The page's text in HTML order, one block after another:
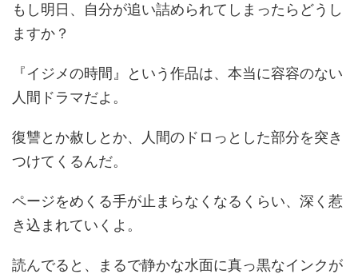
もし明日、自分が追い詰められてしまったらどうし
ますか？
『イジメの時間』という作品は、本当に容容のない
人間ドラマだよ。
復讐とか赦しとか、人間のドロっとした部分を突き
つけてくるんだ。
ページをめくる手が止まらなくなるくらい、深く惹
き込まれていくよ。
読んでると、まるで静かな水面に真っ黒なインクが